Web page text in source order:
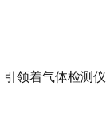
领着气体检测仪